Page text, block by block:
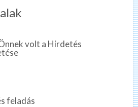
volt a Hirdetés
feladás